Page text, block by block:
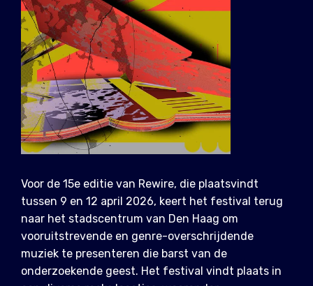
Voor de 15e editie van Rewire, die plaatsvindt
tussen 9 en 12 april 2026, keert het festival terug
naar het stadscentrum van Den Haag om
vooruitstrevende en genre-overschrijdende
muziek te presenteren die barst van de
onderzoekende geest. Het festival vindt plaats in